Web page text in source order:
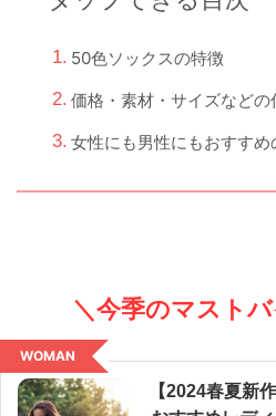
50色ソックスの特徴
価格・素材・サイズなどの
女性にも男性にもおすす
＼今季のマスト
WOMAN
【2024春夏新